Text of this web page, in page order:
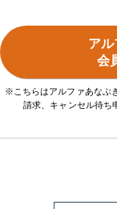
ア
会
※こちらはアルファあなぶ
請求、キャンセル待ち